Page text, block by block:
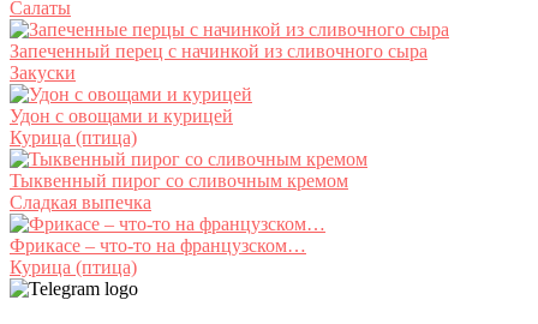
Салаты
Запеченный перец с начинкой из сливочного сыра
Закуски
Удон с овощами и курицей
Курица (птица)
Тыквенный пирог со сливочным кремом
Сладкая выпечка
Фрикасе – что-то на французском…
Курица (птица)